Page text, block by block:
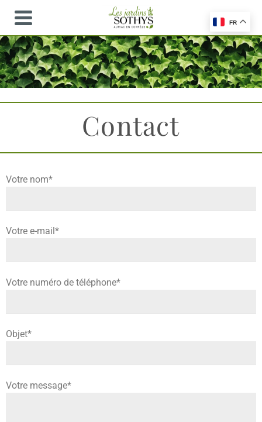
Contact
Votre nom*
Votre e-mail*
Votre numéro de téléphone*
Objet*
Votre message*
FR